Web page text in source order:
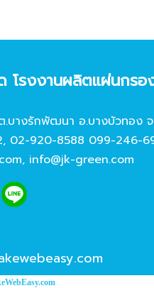
โรงงานผลิตแผ่นกรอ
างรักพัฒนา อ.บางบัวทอง จ.
, 02-920-8588 099-246-
, info@jk-green.com